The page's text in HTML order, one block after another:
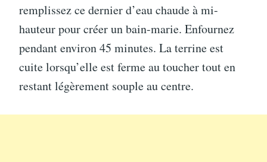
remplissez ce dernier d’eau chaude à mi-
hauteur pour créer un bain-marie. Enfournez
pendant environ 45 minutes. La terrine est
cuite lorsqu’elle est ferme au toucher tout en
restant légèrement souple au centre.